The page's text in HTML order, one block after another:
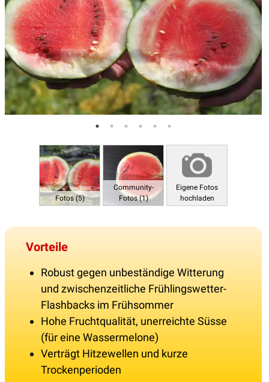
Fotos (5)
Community-
Fotos (1)
Eigene Fotos
hochladen
Vorteile
Robust gegen unbeständige Witterung
und zwischenzeitliche Frühlingswetter-
Flashbacks im Frühsommer
Hohe Fruchtqualität, unerreichte Süsse
(für eine Wassermelone)
Verträgt Hitzewellen und kurze
Trockenperioden